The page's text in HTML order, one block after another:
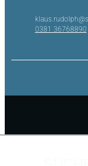
0381 36768890